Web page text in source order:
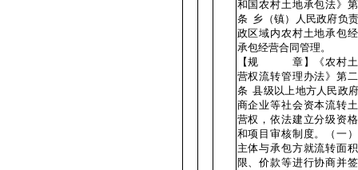
和国农村土地承包法》
条 乡（镇）人民政府负
政区域内农村土地承包
承包经营合同管理。
【规 章】《农村土
营权流转管理办法》第
条 县级以上地方人民政
商企业等社会资本流转
营权，依法建立分级资
和项目审核制度。（一
主体与承包方就流转面
限、价款等进行协商并